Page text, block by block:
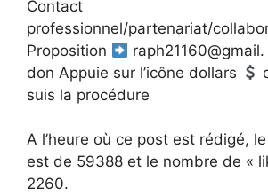
Contact
professionnel/partenariat/
Proposition
don Appuie sur l’icône dollars
suis la procédure
A l’heure où ce post est rédigé,
est de 59388 et le nombre de «
2260.